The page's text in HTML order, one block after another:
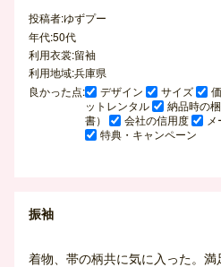
投稿者:ゆずプー
年代:50代
利用衣裳:留袖
利用地域:兵庫県
良かった点:
デザイン サイズ
ットレンタル
納品時の
書）
会社の信用度
特典・キャンペーン
振袖
着物、帯の柄共に気に入った。満